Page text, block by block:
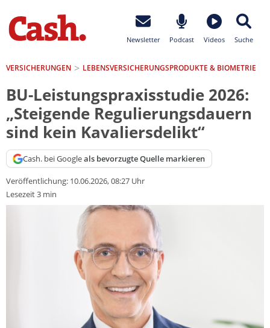
Newsletter Podcast Videos Suche
VERSICHERUNGEN LEBENSVERSICHERUNGS­PRODUKTE & BIOMETRIE
BU-Leistungspraxisstudie 2026:
„Steigende Regulierungsdauern
sind kein Kavaliersdelikt“
Cash. bei Googleals bevorzugte Quelle markieren
Veröffentlichung: 10.06.2026, 08:27 Uhr
Lesezeit 3 min